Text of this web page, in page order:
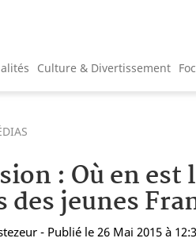
Culture & Divertissement
: Où en est
des jeunes
- Publié le 26 Mai 2015 à